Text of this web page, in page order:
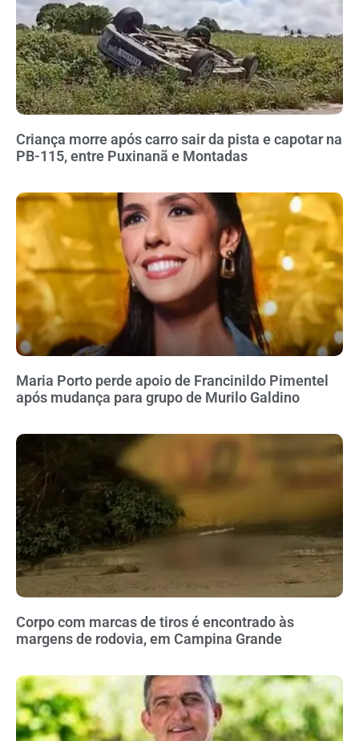
Criança morre após carro sair da pista e capotar na
PB-115, entre Puxinanã e Montadas
Maria Porto perde apoio de Francinildo Pimentel
após mudança para grupo de Murilo Galdino
Corpo com marcas de tiros é encontrado às
margens de rodovia, em Campina Grande